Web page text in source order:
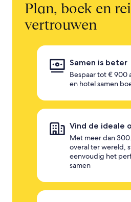
Plan, boek en
vertrouwen
Samen is beter
Bespaar tot € 900
en hotel samen
Vind de ideale
Met meer dan
overal ter wereld,
eenvoudig het
samen